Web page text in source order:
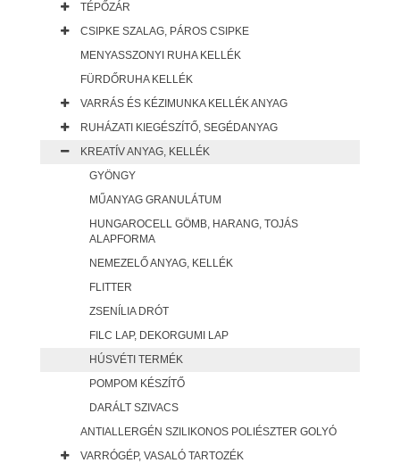
TÉPŐZÁR
CSIPKE SZALAG, PÁROS CSIPKE
MENYASSZONYI RUHA KELLÉK
FÜRDŐRUHA KELLÉK
VARRÁS ÉS KÉZIMUNKA KELLÉK ANYAG
RUHÁZATI KIEGÉSZÍTŐ, SEGÉDANYAG
KREATÍV ANYAG, KELLÉK
GYÖNGY
MŰANYAG GRANULÁTUM
HUNGAROCELL GÖMB, HARANG, TOJÁS
ALAPFORMA
NEMEZELŐ ANYAG, KELLÉK
FLITTER
ZSENÍLIA DRÓT
FILC LAP, DEKORGUMI LAP
HÚSVÉTI TERMÉK
POMPOM KÉSZÍTŐ
DARÁLT SZIVACS
ANTIALLERGÉN SZILIKONOS POLIÉSZTER GOLYÓ
VARRÓGÉP, VASALÓ TARTOZÉK